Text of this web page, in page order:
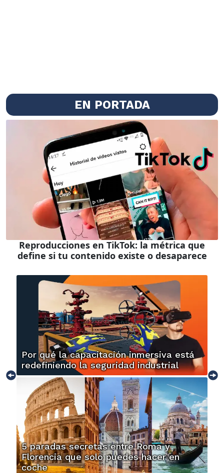
EN PORTADA
Reproducciones en TikTok: la métrica que
define si tu contenido existe o desaparece
Por qué la capacitación inmersiva está
redefiniendo la seguridad industrial
5 paradas secretas entre Roma y
Florencia que solo puedes hacer en
coche